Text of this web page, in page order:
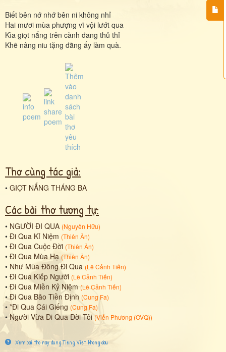
Biết bên nớ nhớ bên ni không nhỉ
Hai mươi mùa phượng vĩ vội lướt qua
Kìa giọt nắng trên cành đang thủ thỉ
Khẽ nâng niu tặng đằng ấy làm quà.
Thơ cùng tác giả:
• GIỌT NẮNG THÁNG BA
Các bài thơ tương tự:
• NGƯỜI ĐI QUA (Nguyên Hữu)
• Đi Qua Kỉ Niệm (Thiên Ân)
• Đi Qua Cuộc Đời (Thiên Ân)
• Đi Qua Mùa Hạ (Thiên Ân)
• Như Mùa Đông Đi Qua (Lê Cảnh Tiến)
• Đi Qua Kiếp Người (Lê Cảnh Tiến)
• Đi Qua Miền Kỷ Niệm (Lê Cảnh Tiến)
•Đi Qua Bão Tiền Định (Cung Fa)
• *Đi Qua Cái Giếng (Cung Fa)
•Người Vừa Đi Qua Đời Tôi (Viễn Phương (OVQ))
Xem bai tho nay dung Tieng Viet khong dau